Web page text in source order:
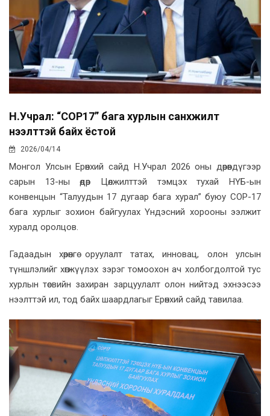
Н.Учрал: “COP17” бага хурлын санхүүжилт
нээлттэй байх ёстой
2026/04/14
Монгол Улсын Ерөнхий сайд Н.Учрал 2026 оны дөрөвдүгээр
сарын 13-ны өдөр Цөлжилттэй тэмцэх тухай НҮБ-ын
конвенцын “Талуудын 17 дугаар бага хурал” буюу СOP-17
бага хурлыг зохион байгуулах Үндэсний хорооны ээлжит
хуралд оролцов.
Гадаадын хөрөнгө оруулалт татах, инновац, олон улсын
түншлэлийг хөгжүүлэх зэрэг томоохон ач холбогдолтой тус
хурлын төсвийн захиран зарцуулалт олон нийтэд эхнээсээ
нээлттэй ил, тод байх шаардлагыг Ерөнхий сайд тавилаа.